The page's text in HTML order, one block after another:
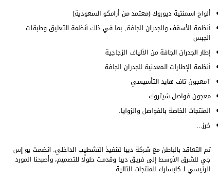
ألواح اسمنتية ديوروك (معتمد من أرامكو السعودية)
أنظمة الأسقف والجدران الجافة, بما في ذلك أنظمة التعليق وطبقات
الجبس
إطار الجدران الجافة من الألياف الزجاجية
أنظمة الإطارات المعدنية للجدران الجافة
Tمعجون تاف هايد التأسيسي
معجون فواصل شيتروك
المنتجات الخاصة بالفواصل والزوايا.
خرز…
تم التعاقد بالباطن مع شركة ديبا لتنفيذ التشطيب الداخلي. انضمت يو إس
جي للشرق الأوسط إلى فريق ديبا وقدمت حلولًا للتصميم، وأصبحنا المورد
الرئيسي لـ كابسارك للمنتجات التالية